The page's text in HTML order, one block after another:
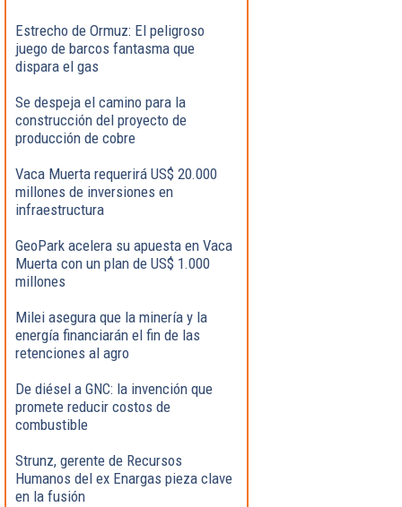
Estrecho de Ormuz: El peligroso
juego de barcos fantasma que
dispara el gas
Se despeja el camino para la
construcción del proyecto de
producción de cobre
Vaca Muerta requerirá US$ 20.000
millones de inversiones en
infraestructura
GeoPark acelera su apuesta en Vaca
Muerta con un plan de US$ 1.000
millones
Milei asegura que la minería y la
energía financiarán el fin de las
retenciones al agro
De diésel a GNC: la invención que
promete reducir costos de
combustible
Strunz, gerente de Recursos
Humanos del ex Enargas pieza clave
en la fusión